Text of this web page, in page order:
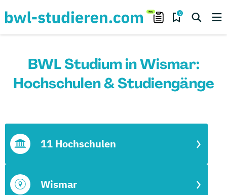
0
BWL Studium in Wismar:
Hochschulen & Studiengänge
Wismar
11 Hochschulen